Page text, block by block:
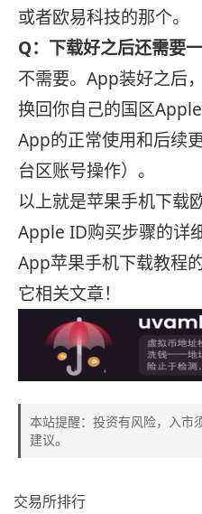
或者欧易科技的那个。
Q：下载好之后还需要
不需要。App装好之后
换回你自己的国区
App的正常使用和后续
台区账号操作）。
以上就是苹果手机下载
Apple ID购买步骤的详
App苹果手机下载教程
它相关文章！
本站提醒：投资有风险，入市
建议。
交易所排行